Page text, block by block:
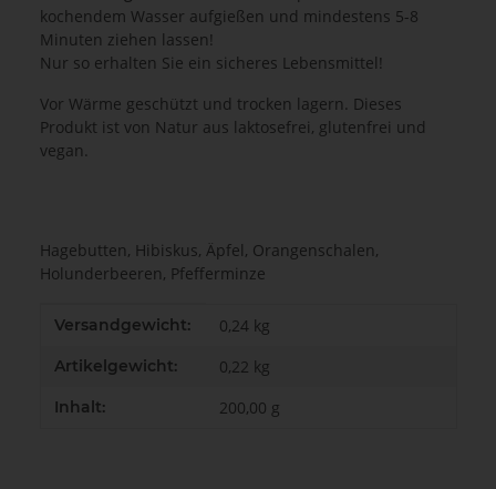
kochendem Wasser aufgießen und mindestens 5-8
Minuten ziehen lassen!
Nur so erhalten Sie ein sicheres Lebensmittel!
Vor Wärme geschützt und trocken lagern. Dieses
Produkt ist von Natur aus laktosefrei, glutenfrei und
vegan.
Hagebutten, Hibiskus, Äpfel, Orangenschalen,
Holunderbeeren, Pfefferminze
Produkteigenschaft
Wert
Versandgewicht: 0,24 kg
Artikelgewicht: 0,22 kg
Inhalt: 200,00 g